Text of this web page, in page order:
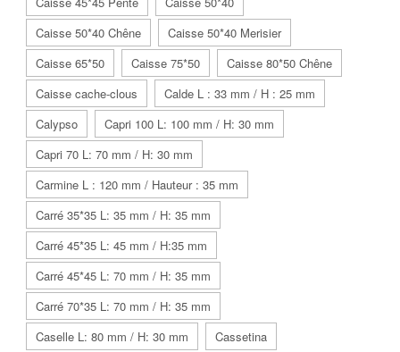
Caisse 50*40 Chêne
Caisse 50*40 Merisier
Caisse 65*50
Caisse 75*50
Caisse 80*50 Chêne
Caisse cache-clous
Calde L : 33 mm / H : 25 mm
Calypso
Capri 100 L: 100 mm / H: 30 mm
Capri 70 L: 70 mm / H: 30 mm
Carmine L : 120 mm / Hauteur : 35 mm
Carré 35*35 L: 35 mm / H: 35 mm
Carré 45*35 L: 45 mm / H:35 mm
Carré 45*45 L: 70 mm / H: 35 mm
Carré 70*35 L: 70 mm / H: 35 mm
Caselle L: 80 mm / H: 30 mm
Cassetina